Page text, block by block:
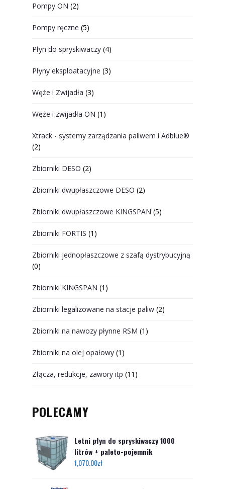
Pompy ON (2)
Pompy ręczne (5)
Płyn do spryskiwaczy (4)
Płyny eksploatacyjne (3)
Węże i Zwijadła (3)
Węże i zwijadła ON (1)
Xtrack - systemy zarządzania paliwem i Adblue®
(2)
Zbiorniki DESO (2)
Zbiorniki dwupłaszczowe DESO (2)
Zbiorniki dwupłaszczowe KINGSPAN (5)
Zbiorniki FORTIS (1)
Zbiorniki jednopłaszczowe z szafą dystrybucyjną
(0)
Zbiorniki KINGSPAN (1)
Zbiorniki legalizowane na stacje paliw (2)
Zbiorniki na nawozy płynne RSM (1)
Zbiorniki na olej opałowy (1)
Złącza, redukcje, zawory itp (11)
POLECAMY
Letni płyn do spryskiwaczy 1000
litrów + paleto-pojemnik
1,070.00zł